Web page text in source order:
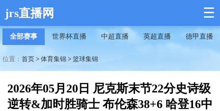
jrs直播网 ☰
全部赛事 世界杯直播 中超直播 英超直播 德甲直播
位置： 首页 > 体育集锦 > 篮球集锦
2026年05月20日 尼克斯末节22分史诗级
逆转&加时胜骑士 布伦森38+6 哈登16中